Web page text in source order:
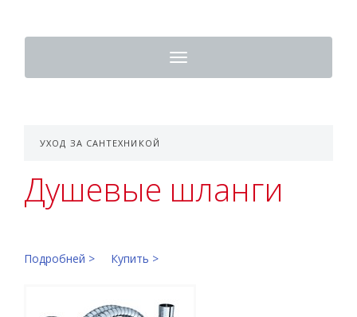
Toggle
navigation
УХОД ЗА САНТЕХНИКОЙ
Душевые шланги
Подробней > Купить >